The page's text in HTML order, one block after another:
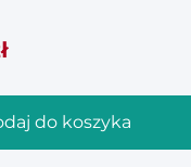
do koszyka